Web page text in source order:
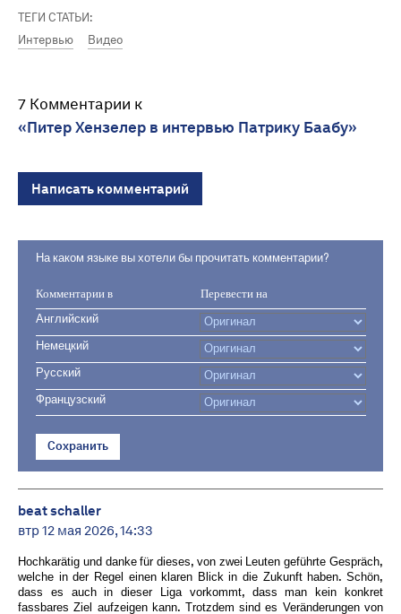
ТЕГИ СТАТЬИ:
Интервью
Видео
7 Комментарии к
«Питер Хензелер в интервью Патрику Баабу»
Написать комментарий
На каком языке вы хотели бы прочитать комментарии?
Комментарии в Перевести на
Английский
Немецкий
Русский
Французский
Сохранить
beat schaller
втр 12 мая 2026, 14:33
Hochkarätig und danke für dieses, von zwei Leuten geführte Gespräch,
welche in der Regel einen klaren Blick in die Zukunft haben. Schön,
dass es auch in dieser Liga vorkommt, dass man kein konkret
fassbares Ziel aufzeigen kann. Trotzdem sind es Veränderungen von